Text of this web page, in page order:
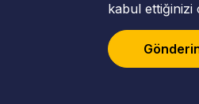
kabul ettiğinizi